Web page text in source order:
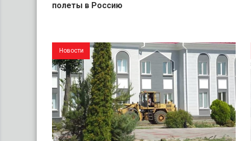
полеты в Россию
Новости